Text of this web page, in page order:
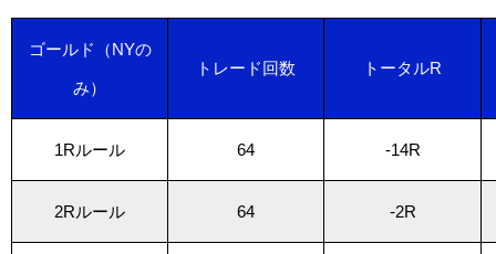
ゴールド（NYの
み）
トレード回数 トータルR
1Rルール 64 -14R
2Rルール 64 -2R